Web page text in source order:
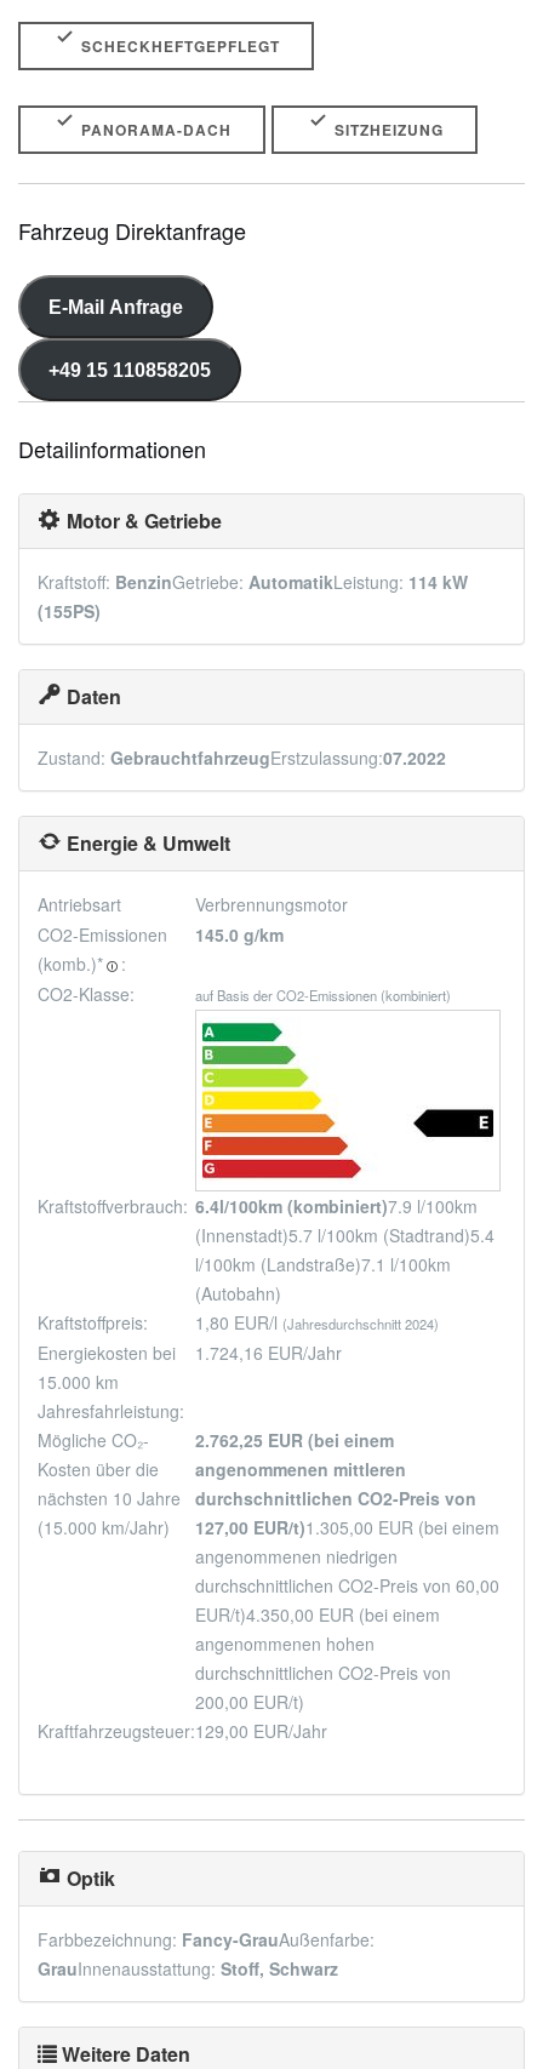
SCHECKHEFTGEPFLEGT
PANORAMA-DACH SITZHEIZUNG
Fahrzeug Direktanfrage
E-Mail Anfrage
+49 15 110858205
Detailinformationen
Motor & Getriebe
Kraftstoff: BenzinGetriebe: AutomatikLeistung: 114 kW
(155PS)
Daten
Zustand: GebrauchtfahrzeugErstzulassung:07.2022
Energie & Umwelt
Antriebsart
Verbrennungsmotor
CO2-Emissionen
(komb.)* 🛈 :
145.0 g/km
CO2-Klasse: auf Basis der CO2-Emissionen (kombiniert)
Kraftstoffverbrauch: 6.4l/100km (kombiniert)7.9 l/100km
(Innenstadt)5.7 l/100km (Stadtrand)5.4
l/100km (Landstraße)7.1 l/100km
(Autobahn)
Kraftstoffpreis:
1,80 EUR/l (Jahresdurchschnitt 2024)
Energiekosten bei
15.000 km
Jahresfahrleistung:
1.724,16 EUR/Jahr
Mögliche CO₂-
Kosten über die
nächsten 10 Jahre
(15.000 km/Jahr)
2.762,25 EUR (bei einem
angenommenen mittleren
durchschnittlichen CO2-Preis von
127,00 EUR/t)1.305,00 EUR (bei einem
angenommenen niedrigen
durchschnittlichen CO2-Preis von 60,00
EUR/t)4.350,00 EUR (bei einem
angenommenen hohen
durchschnittlichen CO2-Preis von
200,00 EUR/t)
Kraftfahrzeugsteuer:129,00 EUR/Jahr
Optik
Farbbezeichnung: Fancy-GrauAußenfarbe:
GrauInnenausstattung: Stoff, Schwarz
Weitere Daten